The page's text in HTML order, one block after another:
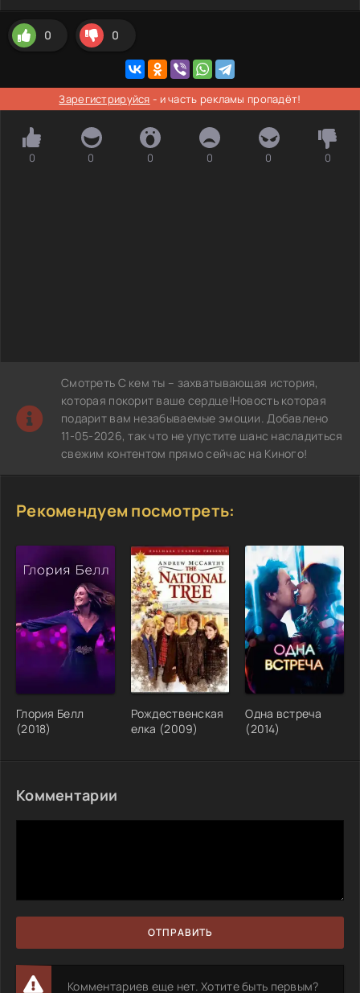
0 0
Зарегистрируйся - и часть рекламы пропадёт!
0 0 0 0 0 0
Смотреть С кем ты – захватывающая история,
которая покорит ваше сердце!Новость которая
подарит вам незабываемые эмоции. Добавлено
11-05-2026, так что не упустите шанс насладиться
свежим контентом прямо сейчас на Киного!
Рекомендуем посмотреть:
Глория Белл
(2018)
Рождественская
елка (2009)
Одна встреча
(2014)
Комментарии
ОТПРАВИТЬ
Комментариев еще нет. Хотите быть первым?